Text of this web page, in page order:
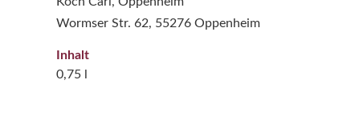
Wormser Str. 62, 55276 Oppenheim
Inhalt
0,75 l